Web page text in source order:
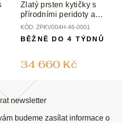
Zlatý prsten kytičky s
přírodními peridoty a
topazem
KÓD: ZPKV004H-46-0001
34 660 Kč
BĚŽNĚ DO 4 TÝDNŮ
newsletter
budeme zasílat informace o